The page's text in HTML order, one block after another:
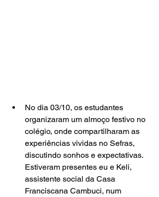
No dia 03/10, os estudantes
organizaram um almoço festivo no
colégio, onde compartilharam as
experiências vividas no Sefras,
discutindo sonhos e expectativas.
Estiveram presentes eu e Keli,
assistente social da Casa
Franciscana Cambuci, num